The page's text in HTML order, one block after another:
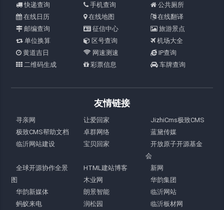
快递查询
手机查询
公共厕所
在线日历
在线地图
在线翻译
邮编查询
征信中心
旅游景点
单位换算
区号查询
机场大全
黄道吉日
网速测速
IP查询
二维码生成
彩票信息 车牌查询
友情链接
寻亲网 让爱回家
JizhiCms极致CMS
极致CMS帮助文档
卓群网络
蓝黛传媒
临沂网站建设
宝贝回家
开放原子开源基金
会
全球开源协作全景
图
HTML建站博客
新网
木业网
华韵集团
华韵新媒体
朗景智能
临沂网站
蚂蚁来电
润松园
临沂板材网